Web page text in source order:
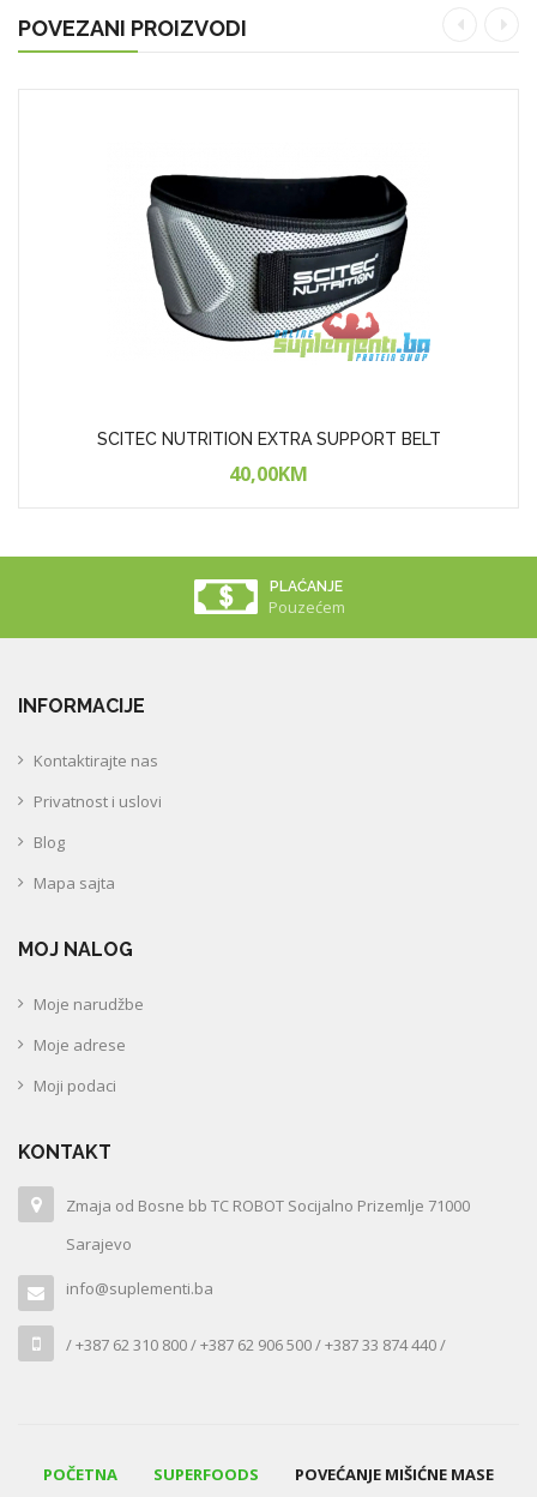
POVEZANI PROIZVODI
SCITEC NUTRITION EXTRA SUPPORT BELT
40,00KM
PLAĆANJE
Pouzećem
INFORMACIJE
Kontaktirajte nas
Privatnost i uslovi
Blog
Mapa sajta
MOJ NALOG
Moje narudžbe
Moje adrese
Moji podaci
KONTAKT
Zmaja od Bosne bb TC ROBOT Socijalno Prizemlje 71000
Sarajevo
info@suplementi.ba
/ +387 62 310 800 / +387 62 906 500 / +387 33 874 440 /
POČETNA SUPERFOODS
POVEĆANJE MIŠIĆNE MASE